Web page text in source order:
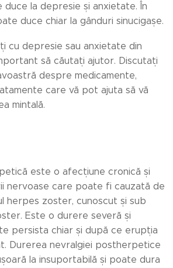
la depresie și anxietate. În
duce chiar la gânduri sinucigașe.
cu depresie sau anxietate din
să căutați ajutor. Discutați
despre medicamente,
care vă pot ajuta să vă
mintală.
este o afecțiune cronică și
nervoase care poate fi cauzată de
herpes zoster, cunoscut și sub
Este o durere severă și
persista chiar și după ce erupția
Durerea nevralgiei postherpetice
la insuportabilă și poate dura